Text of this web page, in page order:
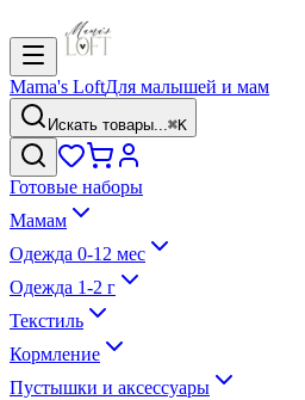
Mama's LoftДля малышей и мам
Искать товары...⌘K
Готовые наборы
Мамам
Одежда 0-12 мес
Одежда 1-2 г
Текстиль
Кормление
Пустышки и аксессуары